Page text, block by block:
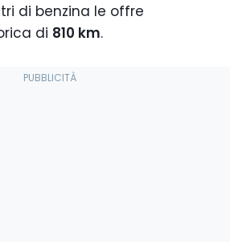
di benzina le offre
di 810 km.